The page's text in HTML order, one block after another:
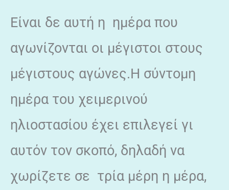
Είναι δε αυτή η ημέρα που
αγωνίζονται οι μέγιστοι στους
μέγιστους αγώνες.Η σύντομη
ημέρα του χειμερινού
ηλιοστασίου έχει επιλεγεί γι
αυτόν τον σκοπό, δηλαδή να
χωρίζετε σε τρία μέρη η μέρα,